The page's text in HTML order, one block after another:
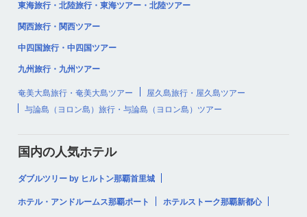
東海旅行・北陸旅行・東海ツアー・北陸ツアー
関西旅行・関西ツアー
中四国旅行・中四国ツアー
九州旅行・九州ツアー
奄美大島旅行・奄美大島ツアー
屋久島旅行・屋久島ツアー
与論島（ヨロン島）旅行・与論島（ヨロン島）ツアー
国内の人気ホテル
ダブルツリー by ヒルトン那覇首里城
ホテル・アンドルームス那覇ポート ホテルストーク那覇新都心